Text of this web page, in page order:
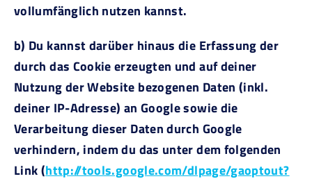
vollumfänglich nutzen kannst.
b) Du kannst darüber hinaus die Erfassung der
durch das Cookie erzeugten und auf deiner
Nutzung der Website bezogenen Daten (inkl.
deiner IP-Adresse) an Google sowie die
Verarbeitung dieser Daten durch Google
verhindern, indem du das unter dem folgenden
Link (http://tools.google.com/dlpage/gaoptout?